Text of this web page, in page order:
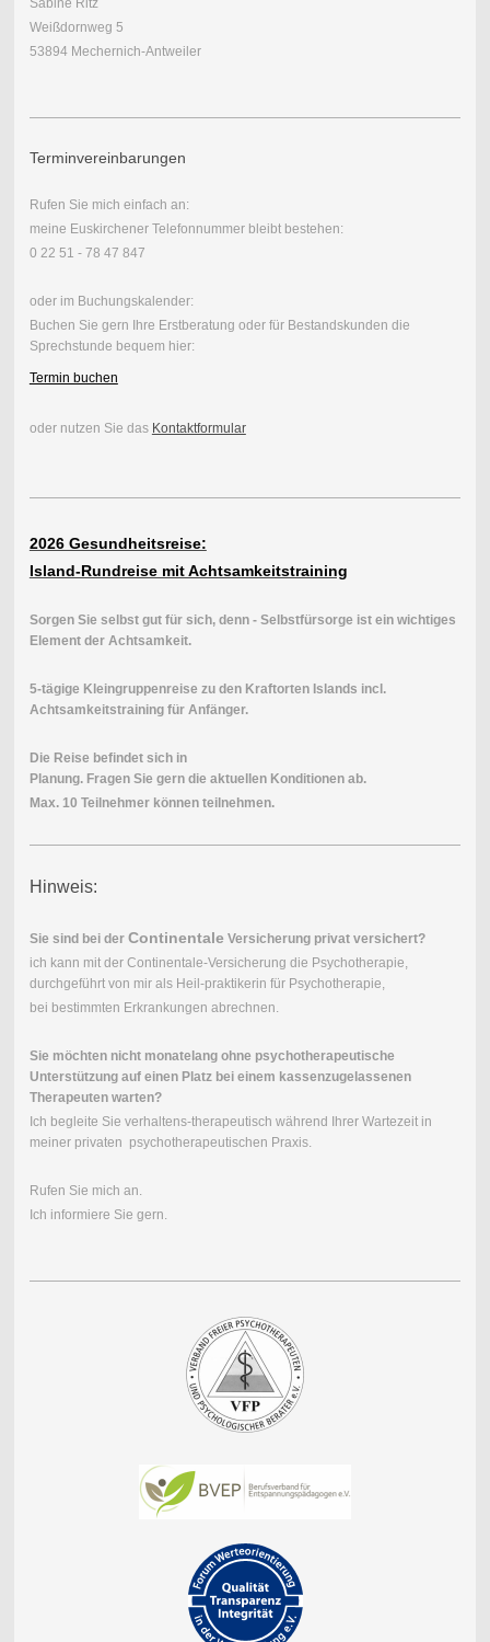
Sabine Ritz
Weißdornweg 5
53894 Mechernich-Antweiler
Terminvereinbarungen
Rufen Sie mich einfach an:
meine Euskirchener Telefonnummer bleibt bestehen:
0 22 51 - 78 47 847
oder im Buchungskalender:
Buchen Sie gern Ihre Erstberatung oder für Bestandskunden die
Sprechstunde bequem hier:
Termin buchen
oder nutzen Sie das Kontaktformular
2026 Gesundheitsreise:
Island-Rundreise mit Achtsamkeitstraining
Sorgen Sie selbst gut für sich, denn - Selbstfürsorge ist ein wichtiges
Element der Achtsamkeit.
5-tägige Kleingruppenreise zu den Kraftorten Islands incl.
Achtsamkeitstraining für Anfänger.
Die Reise befindet sich in
Planung. Fragen Sie gern die aktuellen Konditionen ab.
Max. 10 Teilnehmer können teilnehmen.
Hinweis:
Sie sind bei der Continentale Versicherung privat versichert?
ich kann mit der Continentale-Versicherung die Psychotherapie,
durchgeführt von mir als Heil-praktikerin für Psychotherapie,
bei bestimmten Erkrankungen abrechnen.
Sie möchten nicht monatelang ohne psychotherapeutische
Unterstützung auf einen Platz bei einem kassenzugelassenen
Therapeuten warten?
Ich begleite Sie verhaltens-therapeutisch während Ihrer Wartezeit in
meiner privaten psychotherapeutischen Praxis.
Rufen Sie mich an.
Ich informiere Sie gern.